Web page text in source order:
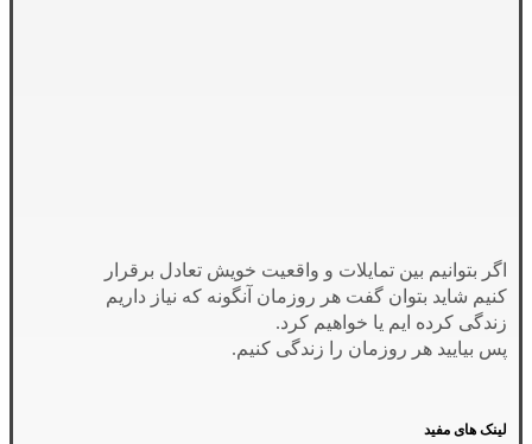
اگر بتوانیم بین تمایلات و واقعیت خویش تعادل برقرار
کنیم شاید بتوان گفت هر روزمان آنگونه که نیاز داریم
زندگی کرده ایم یا خواهیم کرد.
پس بیایید هر روزمان را زندگی کنیم.
لینک های مفید